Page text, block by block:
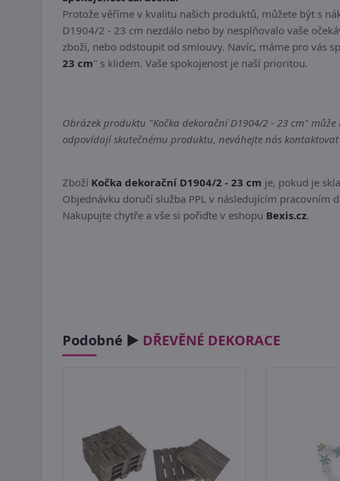
Protože věříme v kvalitu našich produktů, můžete být s
D1904/2 - 23 cm nezdálo nebo by nesplňovalo vaše
zboží, nebo odstoupit od smlouvy. Navíc, máme pro vás
23 cm" s klidem. Vaše spokojenost je naší prioritou.
Obrázek produktu "Kočka dekorační D1904/2 - 23 cm"
odpovídají skutečnému produktu, neváhejte nás
Zboží Kočka dekorační D1904/2 - 23 cm je, pokud je
Objednávku doručí služba PPL v následujícím pracovním
Nakupujte chytře a vše si pořiďte v eshopu Bexis.cz.
Podobné ► DŘEVĚNÉ DEKORACE